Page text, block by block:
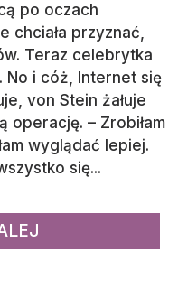
po oczach
chciała przyznać,
Teraz celebrytka
No i cóż, Internet się
von Stein żałuje
operację. – Zrobiłam
wyglądać lepiej.
się...